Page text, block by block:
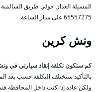
المسيلة العدان حولي طريق
65557275 على مدار الساعة.
ونش كرين
كم ستكون تكلفة إنقاذ سيارتي في
بالتأكيد ستختلف التكلفة حسب بعد
ولكن عادة إذا كنت داخل المحافظة